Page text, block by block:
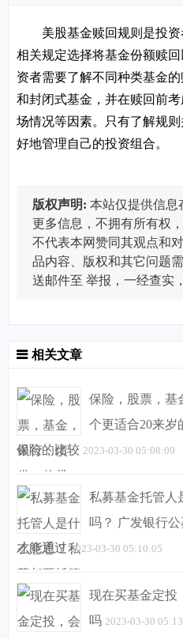
美股基金赎回规则是投
相关规定选择将基金份额赎
资者需要了解不同种类基金
和封闭式基金，并在赎回前
场情况等因素。只有了解规
好地管理自己的投资组合。
版权声明: 本站仅提供信息
更多信息，不拥有所有权
不代表本网赞同其观点和
品内容、版权和其它问题
送邮件至 举报，一经查实
相关文章
保险，股票，基
个更适合20来岁
保险的比较 2023-03-30 05:08:09
私募基金托管人
吗？ 广发银行
才能通过 2023-03-30 05:10:05
现在买基金定投
吗 2023-03-30